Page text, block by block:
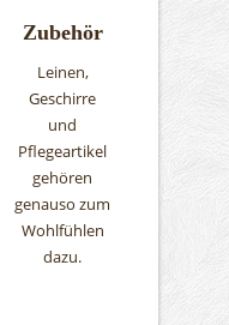
Zubehör
Leinen,
Geschirre
und
Pflegeartikel
gehören
genauso zum
Wohlfühlen
dazu.